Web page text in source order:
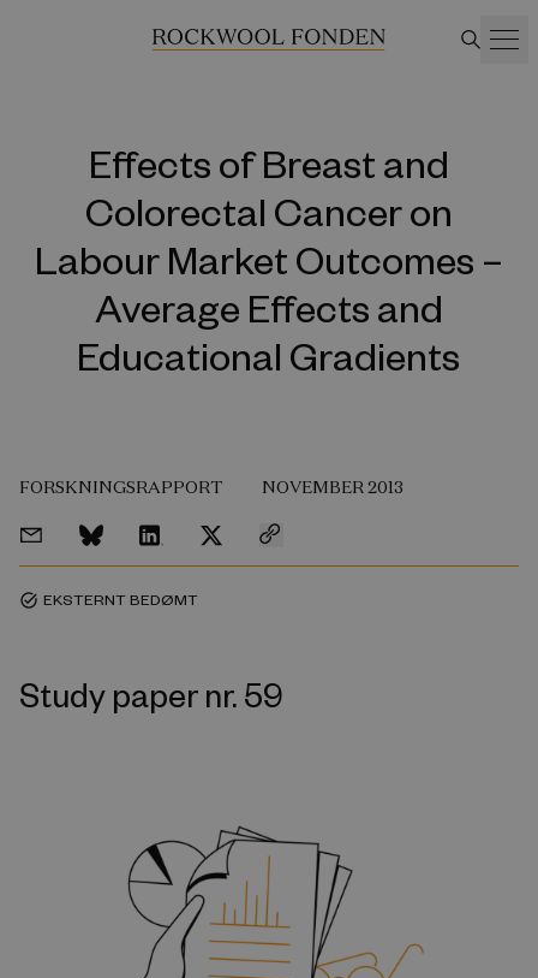
Effects of Breast and
Colorectal Cancer on
Labour Market Outcomes –
Average Effects and
Educational Gradients
FORSKNINGSRAPPORT NOVEMBER 2013
task_alt EKSTERNT BEDØMT
Study paper nr. 59